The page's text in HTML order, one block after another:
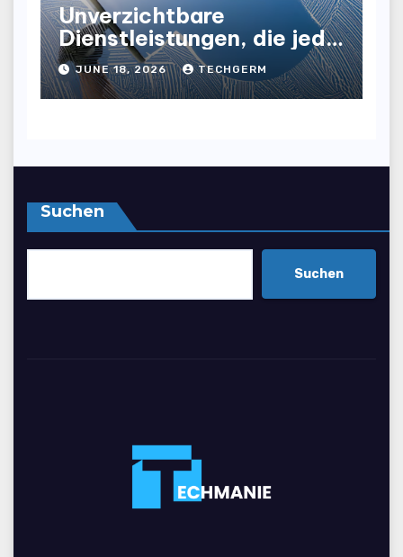
Unverzichtbare
Dienstleistungen, die jede
Gewerbeimmobilie
benötigt, um ihre Effizienz
und Attraktivität zu
JUNE 18, 2026 TECHGERM
Suchen
Suchen